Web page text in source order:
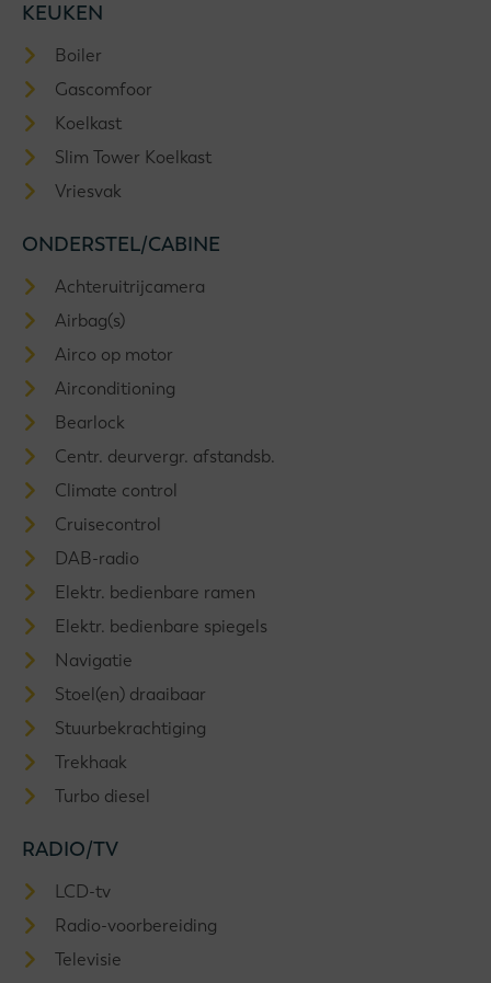
KEUKEN
Boiler
Gascomfoor
Koelkast
Slim Tower Koelkast
Vriesvak
ONDERSTEL/CABINE
Achteruitrijcamera
Airbag(s)
Airco op motor
Airconditioning
Bearlock
Centr. deurvergr. afstandsb.
Climate control
Cruisecontrol
DAB-radio
Elektr. bedienbare ramen
Elektr. bedienbare spiegels
Navigatie
Stoel(en) draaibaar
Stuurbekrachtiging
Trekhaak
Turbo diesel
RADIO/TV
LCD-tv
Radio-voorbereiding
Televisie